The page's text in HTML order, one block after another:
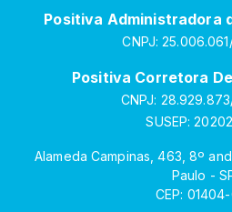
Positiva Administradora
CNPJ:
Positiva Corretora
CNPJ:
SUSEP:
Alameda Campinas, 463, 8º
Paulo -
CEP: